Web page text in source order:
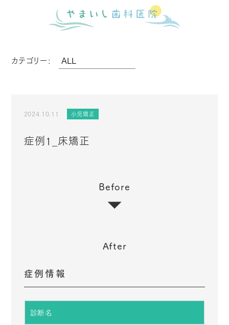
カテゴリー:
2024.10.11 小児矯正
症例1_床矯正
Before
After
症例情報
診断名